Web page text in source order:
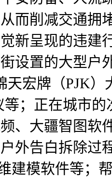
而削减交通拥
新呈现的违建
设置的大型户
宏牌（PJK）
；正在城市
、大疆智图软
外告白拆除过
建模软件等；